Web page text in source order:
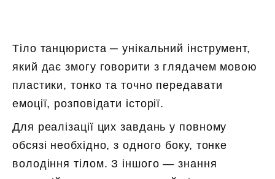
Тіло танцюриста ─ унікальний інструмент,
який дає змогу говорити з глядачем мовою
пластики, тонко та точно передавати
емоції, розповідати історії.
Для реалізації цих завдань у повному
обсязі необхідно, з одного боку, тонке
володіння тілом. З іншого — знання